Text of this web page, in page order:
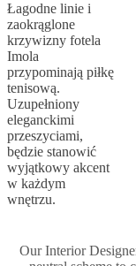
Łagodne linie i
zaokrąglone
krzywizny fotela
Imola
przypominają piłkę
tenisową.
Uzupełniony
eleganckimi
przeszyciami,
będzie stanowić
wyjątkowy akcent
w każdym
wnętrzu.
Our Interior